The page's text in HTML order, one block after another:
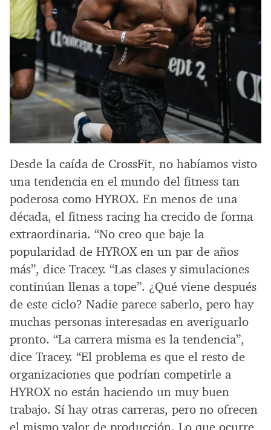
Desde la caída de CrossFit, no habíamos visto
una tendencia en el mundo del fitness tan
poderosa como HYROX. En menos de una
década, el fitness racing ha crecido de forma
extraordinaria. “No creo que baje la
popularidad de HYROX en un par de años
más”, dice Tracey. “Las clases y simulaciones
continúan llenas a tope”. ¿Qué viene después
de este ciclo? Nadie parece saberlo, pero hay
muchas personas interesadas en averiguarlo
pronto. “La carrera misma es la tendencia”,
dice Tracey. “El problema es que el resto de
organizaciones que podrían competirle a
HYROX no están haciendo un muy buen
trabajo. Sí hay otras carreras, pero no ofrecen
el mismo valor de producción. Lo que ocurre